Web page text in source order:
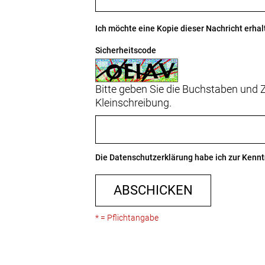
Lenkerband Griffe: Bontrager
Sattel: Brooks C17 Cambium Bold
Sattelstütze: Bontrager, Aluminium,
Räder: Bontrager Connection,
Shimano Nabendynamo, DH-3D72, 6
Shimano Alfine 11-Gang-
Gepäckträger: MIK-kompatibler
Ständer: Pletscher Comp Flex 18
Vorderlicht: Spanninga Pimento
Ich möchte eine Kopie dieser Nachricht
Sicherheitscode
Bitte geben Sie die Buchstaben und
Kleinschreibung.
Die Datenschutzerklärung habe ich zur
ABSCHICKEN
* = Pflichtangabe